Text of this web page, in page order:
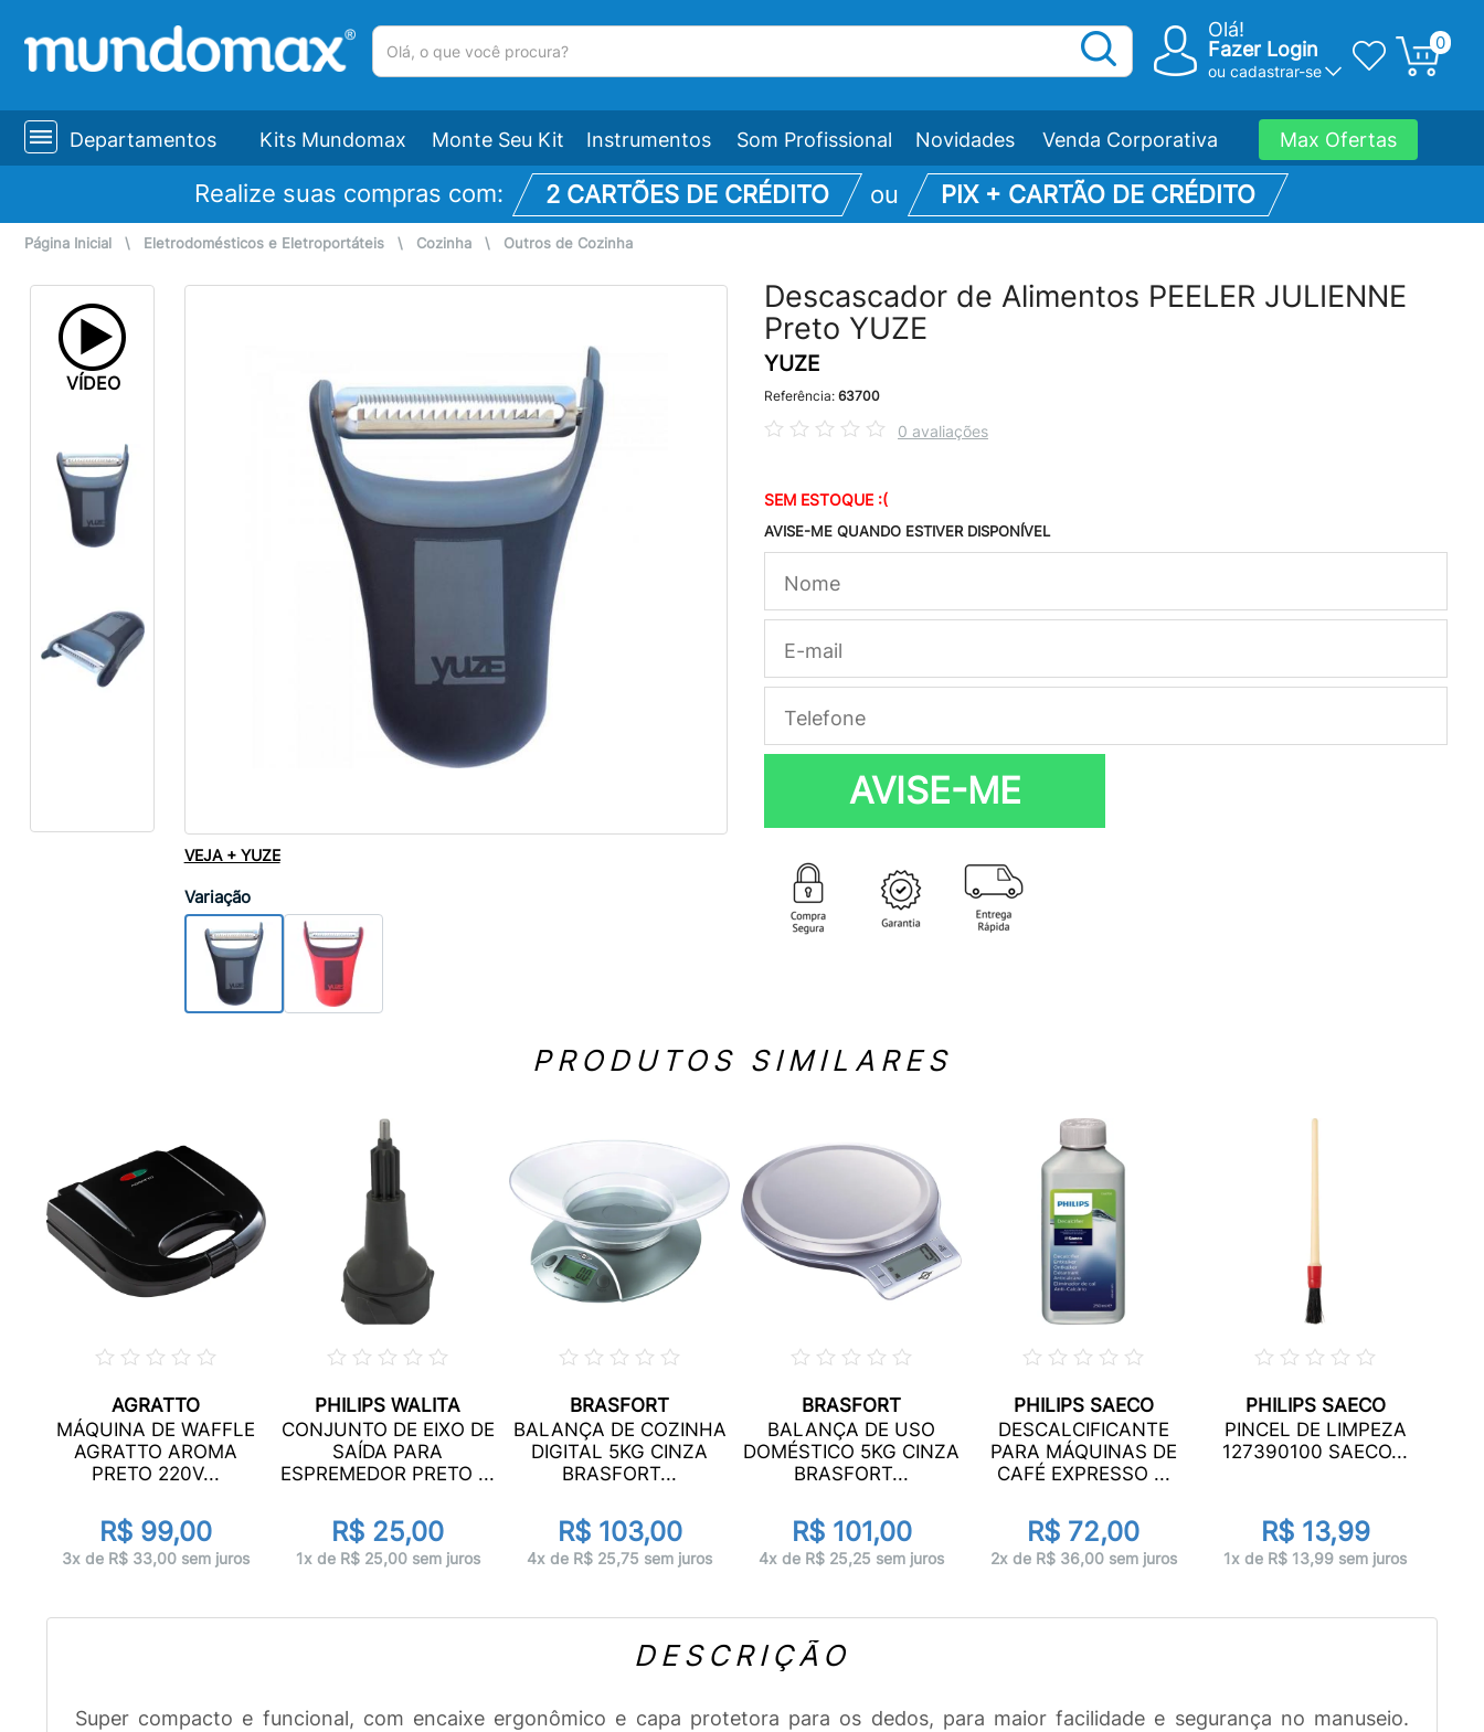
Olá!
Fazer Login
ou cadastrar-se
0
Departamentos Kits Mundomax Monte Seu Kit Instrumentos Som Profissional Novidades Venda Corporativa Max Ofertas
Realize suas compras com: 2 CARTÕES DE CRÉDITO ou PIX + CARTÃO DE CRÉDITO
Página Inicial \ Eletrodomésticos e Eletroportáteis \ Cozinha \ Outros de Cozinha
VÍDEO
VEJA + YUZE
Variação
Descascador de Alimentos PEELER JULIENNE
Preto YUZE
YUZE
Referência: 63700
0 avaliações
SEM ESTOQUE :(
AVISE-ME QUANDO ESTIVER DISPONÍVEL
AVISE-ME
PRODUTOS SIMILARES
AGRATTO
MÁQUINA DE WAFFLE
AGRATTO AROMA
PRETO 220V...
R$ 99,00
3x de R$ 33,00 sem juros
PHILIPS WALITA
CONJUNTO DE EIXO DE
SAÍDA PARA
ESPREMEDOR PRETO ...
R$ 25,00
1x de R$ 25,00 sem juros
BRASFORT
BALANÇA DE COZINHA
DIGITAL 5KG CINZA
BRASFORT...
R$ 103,00
4x de R$ 25,75 sem juros
BRASFORT
BALANÇA DE USO
DOMÉSTICO 5KG CINZA
BRASFORT...
R$ 101,00
4x de R$ 25,25 sem juros
PHILIPS SAECO
DESCALCIFICANTE
PARA MÁQUINAS DE
CAFÉ EXPRESSO ...
R$ 72,00
2x de R$ 36,00 sem juros
PHILIPS SAECO
PINCEL DE LIMPEZA
127390100 SAECO...
R$ 13,99
1x de R$ 13,99 sem juros
DESCRIÇÃO
Super compacto e funcional, com encaixe ergonômico e capa protetora para os dedos, para maior facilidade e segurança no manuseio.